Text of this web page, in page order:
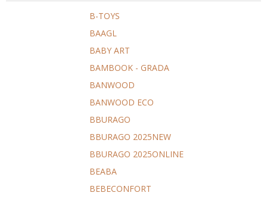
B-TOYS
BAAGL
BABY ART
BAMBOOK - GRADA
BANWOOD
BANWOOD ECO
BBURAGO
BBURAGO 2025NEW
BBURAGO 2025ONLINE
BEABA
BEBECONFORT